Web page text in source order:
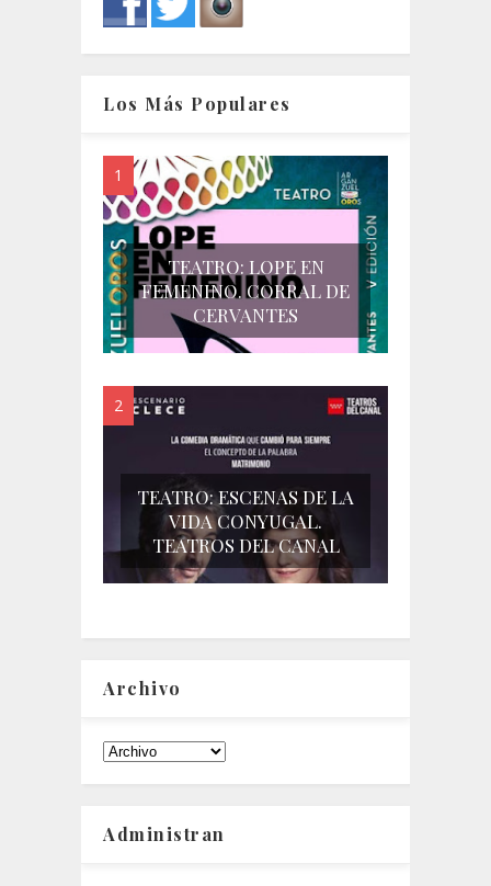
Los Más Populares
TEATRO: LOPE EN
FEMENINO. CORRAL DE
CERVANTES
TEATRO: ESCENAS DE LA
VIDA CONYUGAL.
TEATROS DEL CANAL
Archivo
Administran